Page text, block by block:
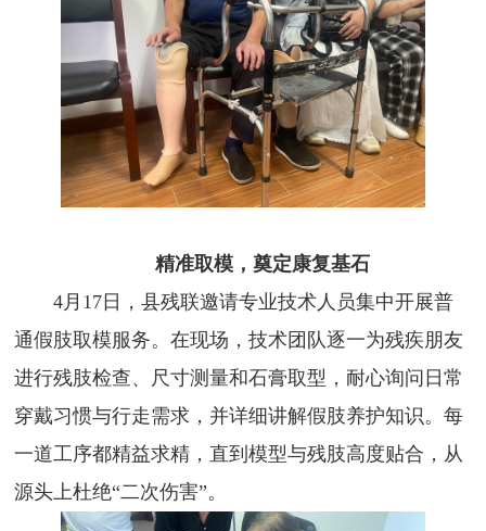
精准取模，奠定康复基石
4月17日，县残联邀请专业技术人员集中开展普
通假肢取模服务。在现场，技术团队逐一为残疾朋友
进行残肢检查、尺寸测量和石膏取型，耐心询问日常
穿戴习惯与行走需求，并详细讲解假肢养护知识。每
一道工序都精益求精，直到模型与残肢高度贴合，从
源头上杜绝“二次伤害”。